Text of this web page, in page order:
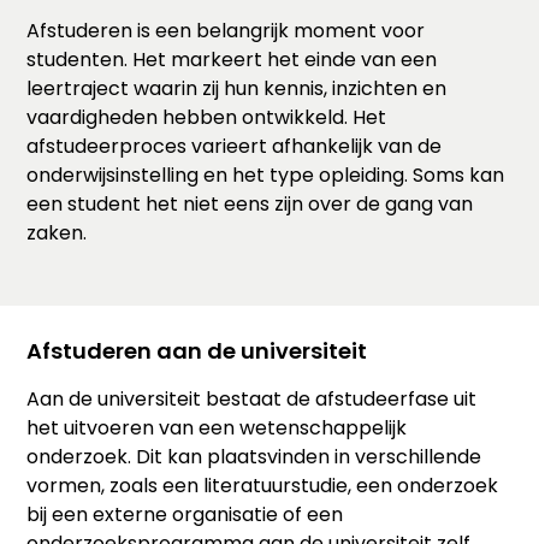
Afstuderen is een belangrijk moment voor
studenten. Het markeert het einde van een
leertraject waarin zij hun kennis, inzichten en
vaardigheden hebben ontwikkeld. Het
afstudeerproces varieert afhankelijk van de
onderwijsinstelling en het type opleiding. Soms kan
een student het niet eens zijn over de gang van
zaken.
Afstuderen aan de universiteit
Aan de universiteit bestaat de afstudeerfase uit
het uitvoeren van een wetenschappelijk
onderzoek. Dit kan plaatsvinden in verschillende
vormen, zoals een literatuurstudie, een onderzoek
bij een externe organisatie of een